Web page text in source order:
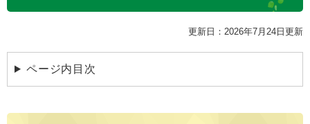
更新日：2026年7月24日更新
ページ内目次